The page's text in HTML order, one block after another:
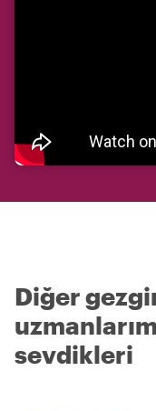
Diğer
sevdikleri